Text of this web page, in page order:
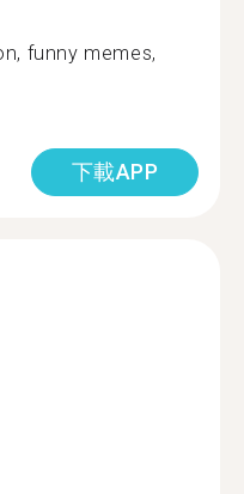
funny memes,
下載APP